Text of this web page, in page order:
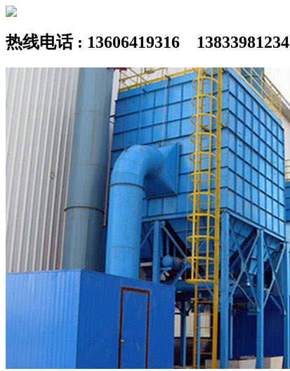
热线电话 : 13606419316 13833981234